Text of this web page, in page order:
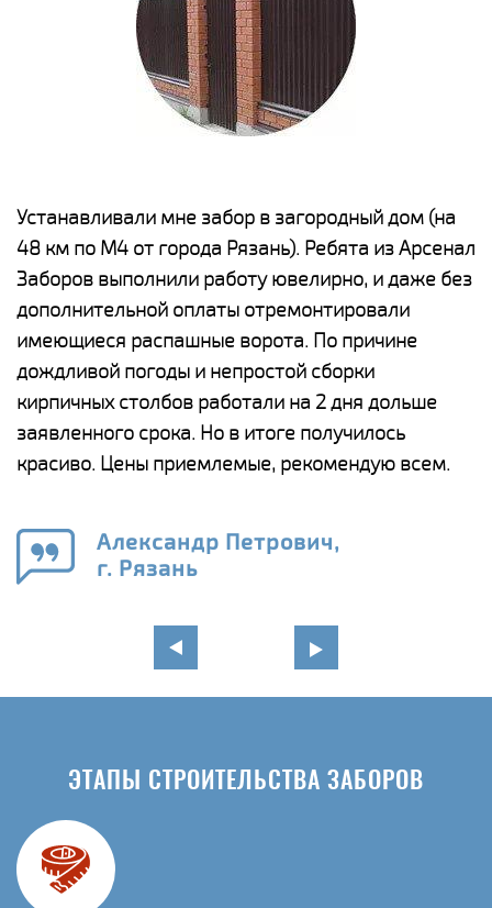
Устанавливали мне забор в загородный дом (на
48 км по М4 от города Рязань). Ребята из Арсенал
Заборов выполнили работу ювелирно, и даже без
дополнительной оплаты отремонтировали
имеющиеся распашные ворота. По причине
дождливой погоды и непростой сборки
кирпичных столбов работали на 2 дня дольше
заявленного срока. Но в итоге получилось
красиво. Цены приемлемые, рекомендую всем.
Александр Петрович,
г. Рязань
ЭТАПЫ СТРОИТЕЛЬСТВА ЗАБОРОВ